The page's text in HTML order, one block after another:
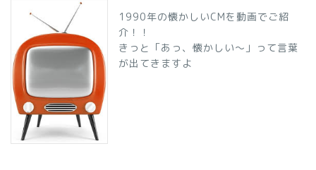
1990年の懐かしいCMを動画でご紹
介！！
きっと「あっ、懐かしい～」って言葉
が出てきますよ